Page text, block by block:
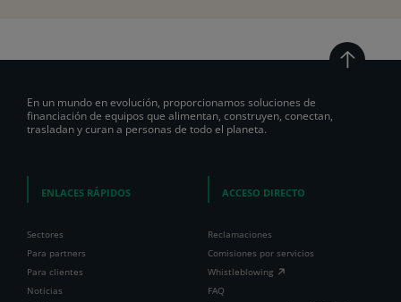
En un mundo en evolución, proporcionamos soluciones de
financiación de equipos que alimentan, construyen, conectan,
trasladan y curan a personas de todo el planeta.
ENLACES RÁPIDOS
Sectores
Para partners
Para clientes
Noticias
ACCESO DIRECTO
Reclamaciones
Comisiones por servicios
Whistleblowing
FAQ